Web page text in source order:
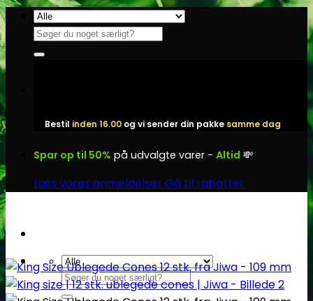
Fortsæt
indhold
Søg
efter:
Bestil inden 16.00 og vi sender din pakke samme dag
Spar op til 50% på udvalgte varer - Altid 💸
Læs vores anmeldelserGå til rabatter
Søg
efter: